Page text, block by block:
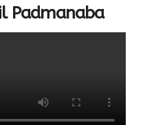
Padmanaba